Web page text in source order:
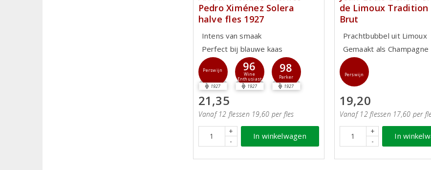
Pedro Ximénez Solera
halve fles 1927
Intens van smaak
Perfect bij blauwe kaas
Perswijn
1927
96
Wine
Enthusiast
1927
98
Parker
1927
21,35
Vanaf 12 flessen 19,60 per fles
+
-
In winkelwagen
de Limoux Tradition
Brut
Prachtbubbel uit Limoux
Gemaakt als Champagne
Perswijn
19,20
Vanaf 12 flessen 17,60 per
+
-
In